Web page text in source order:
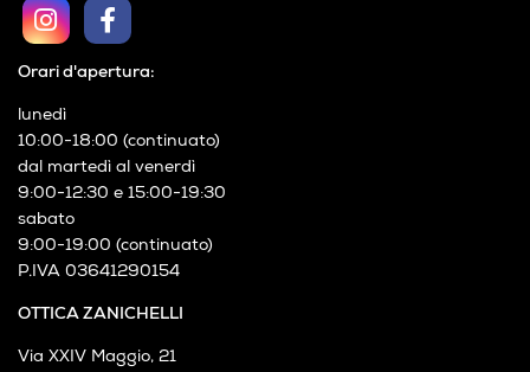
OTTICA ZANICHELLI
Via XXIV Maggio, 21
Orari d'apertura:
lunedì
10:00-18:00 (continuato)
dal martedì al venerdì
9:00-12:30 e 15:00-19:30
sabato
9:00-19:00 (continuato)
P.IVA 03641290154